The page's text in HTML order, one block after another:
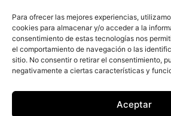
Para ofrecer las mejores experiencias,
cookies para almacenar y/o acceder a la
consentimiento de estas tecnologías nos
el comportamiento de navegación o las
sitio. No consentir o retirar el consentimiento,
negativamente a ciertas características y
Aceptar
+ Contenido en redes